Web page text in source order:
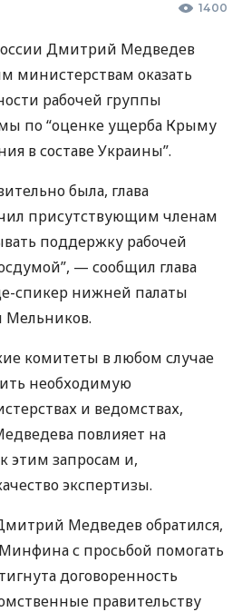
1400
Дмитрий Медведев
министерствам оказать
рабочей группы
по “оценке ущерба Крыму
в составе Украины”.
была, глава
присутствующим членам
поддержку рабочей
— сообщил глава
спикер нижней палаты
Мельников.
комитеты в любом случае
необходимую
и ведомствах,
повлияет на
этим запросам и,
экспертизы.
Медведев обратился,
Минфина с просьбой помогать
договоренность
правительству